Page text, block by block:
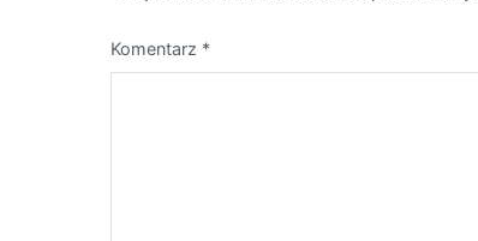
Komentarz *